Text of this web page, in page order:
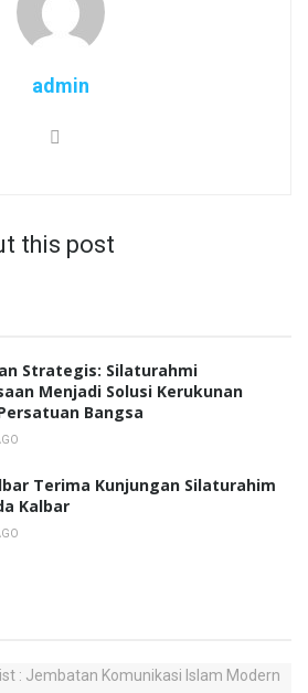
admin
this post
Strategis: Silaturahmi
Menjadi Solusi Kerukunan
Bangsa
Terima Kunjungan Silaturahim
Kalbar